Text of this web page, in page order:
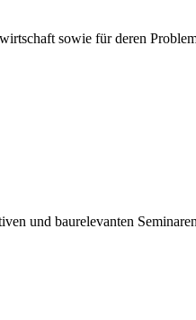
sowie für deren
und baurelevanten